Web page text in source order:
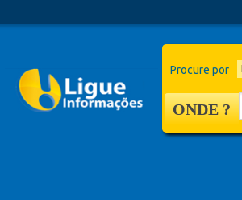
Procure por
ONDE ?